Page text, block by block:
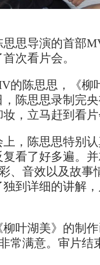
导演的首部
次看片会。
陈思思，《柳
陈思思录制完
，立马赶到看
陈思思特别认
看了好多遍。
、音效以及故事
到详细的讲解
湖美》的制作
常满意。审片结